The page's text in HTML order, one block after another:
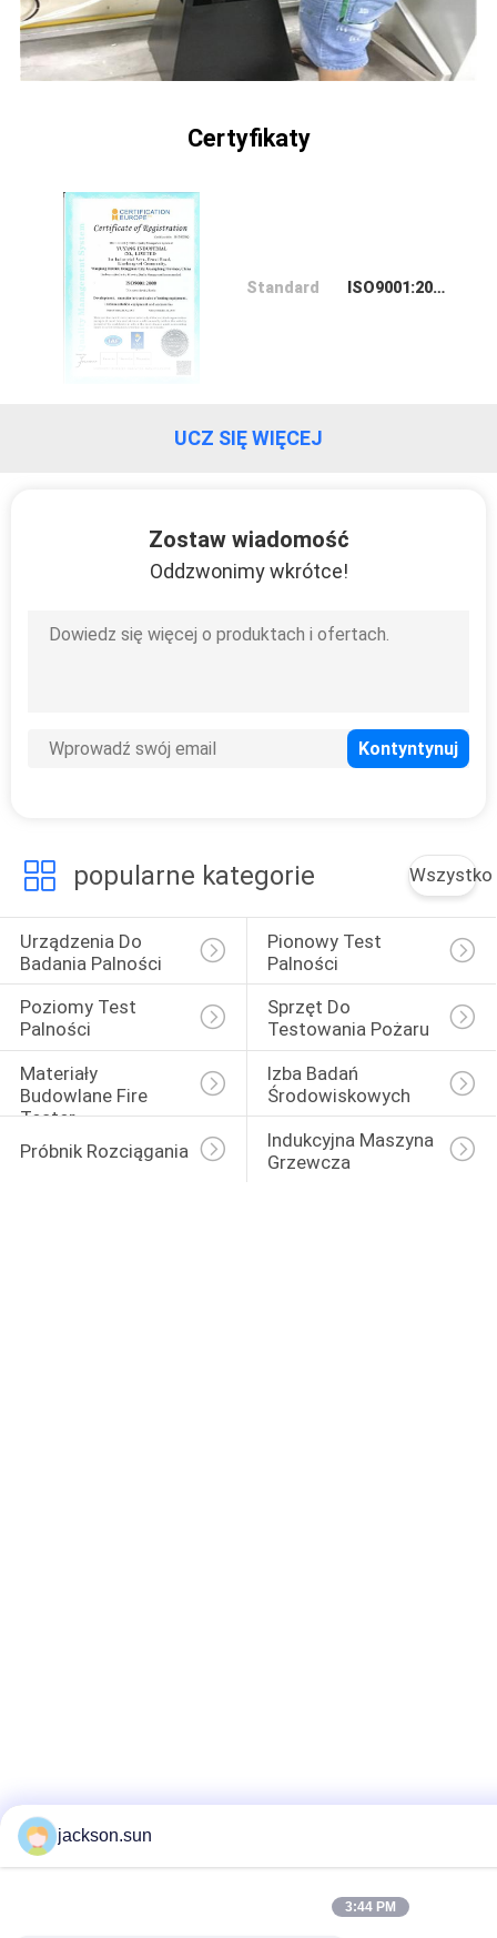
POLITYKA
PRYWATNOŚCI
Certyfikaty
Standard ISO9001:2008-1
UCZ SIĘ WIĘCEJ
Zostaw wiadomość
Oddzwonimy wkrótce!
popularne kategorie Wszystko
Urządzenia Do
Badania Palności
Pionowy Test
Palności
Poziomy Test
Palności
Sprzęt Do
Testowania Pożaru
Materiały
Budowlane Fire
Tester
Izba Badań
Środowiskowych
Próbnik Rozciągania
Indukcyjna Maszyna
Grzewcza
jackson.sun
3:44 PM